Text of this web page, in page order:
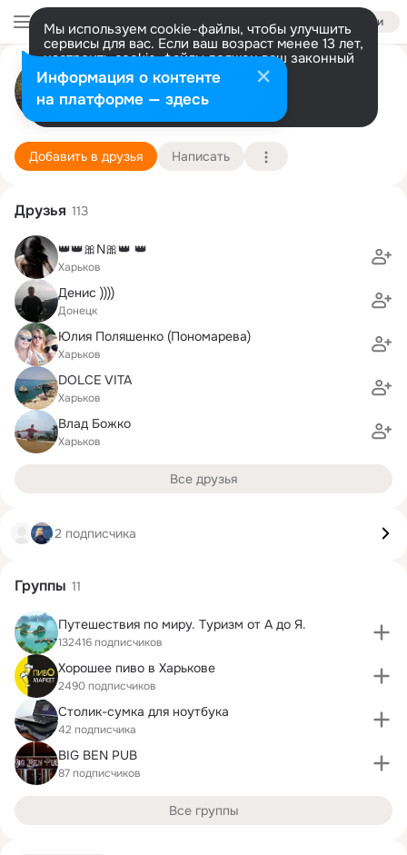
Войти
Мы используем cookie-файлы, чтобы улучшить
сервисы для вас. Если ваш возраст менее 13 лет,
настроить cookie-файлы должен ваш законный
представитель. Больше информации
Разрешить все Настроить
Максимка *********
Какашкино
13 сентября (47 лет)
45 школа
Подробнее
Добавить в друзья Написать
Друзья 113
👑👑🎀N🎀👑 👑
Харьков
Денис ))))
Донецк
Юлия Поляшенко (Пономарева)
Харьков
DOLCE VITA
Харьков
Влад Божко
Харьков
Все друзья
2 подписчика
Группы 11
Путешествия по миру. Туризм от А до Я.
132416 подписчиков
Хорошее пиво в Харькове
2490 подписчиков
Столик-сумка для ноутбука
42 подписчика
BIG BEN PUB
87 подписчиков
Все группы
Информация о контенте
на платформе — здесь